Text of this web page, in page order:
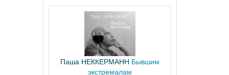
Паша НЕККЕРМАНН Бывшим
экстремалам